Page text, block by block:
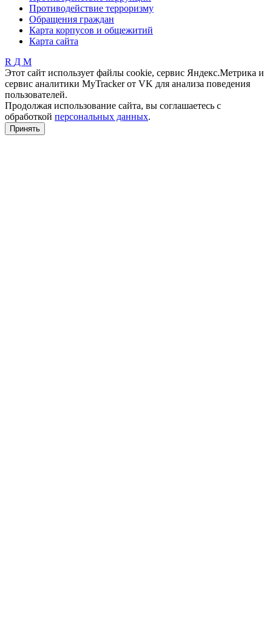
Противодействие терроризму
Обращения граждан
Карта корпусов и общежитий
Карта сайта
R Д М
Этот сайт использует файлы cookie, сервис Яндекс.Метрика и
сервис аналитики MyTracker от VK для анализа поведения
пользователей.
Продолжая использование сайта, вы соглашаетесь с
обработкой персональных данных.
Принять